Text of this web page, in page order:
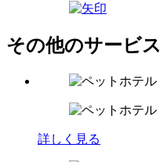
その他のサービス
詳しく見る